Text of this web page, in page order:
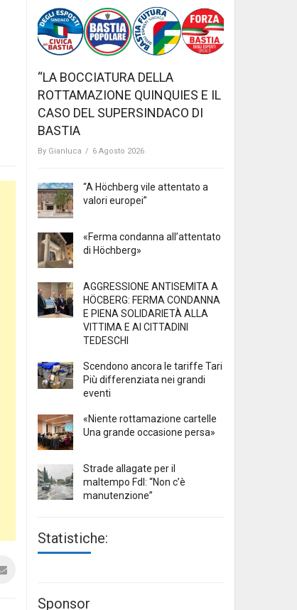
“LA BOCCIATURA DELLA
ROTTAMAZIONE QUINQUIES E IL
CASO DEL SUPERSINDACO DI
BASTIA
By Gianluca / 6 Agosto 2026
“A Höchberg vile attentato a
valori europei”
«Ferma condanna all’attentato
di Höchberg»
AGGRESSIONE ANTISEMITA A
HÖCBERG: FERMA CONDANNA
E PIENA SOLIDARIETÀ ALLA
VITTIMA E AI CITTADINI
TEDESCHI
Scendono ancora le tariffe Tari
Più differenziata nei grandi
eventi
«Niente rottamazione cartelle
Una grande occasione persa»
Strade allagate per il
maltempo FdI: “Non c’è
manutenzione”
Statistiche:
Sponsor